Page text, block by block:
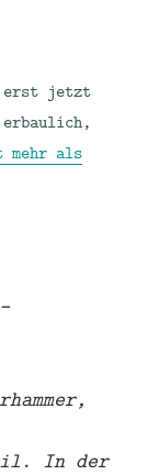
erst jetzt
mehr als
In der